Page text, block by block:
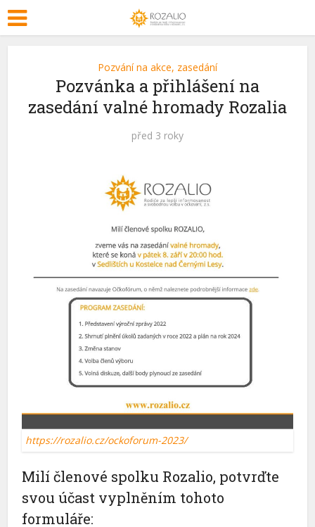
Pozvání na akce, zasedání
Pozvánka a přihlášení na
zasedání valné hromady Rozalia
před 3 roky
https://rozalio.cz/ockoforum-2023/
Milí členové spolku Rozalio, potvrďte
svou účast vyplněním tohoto
formuláře: